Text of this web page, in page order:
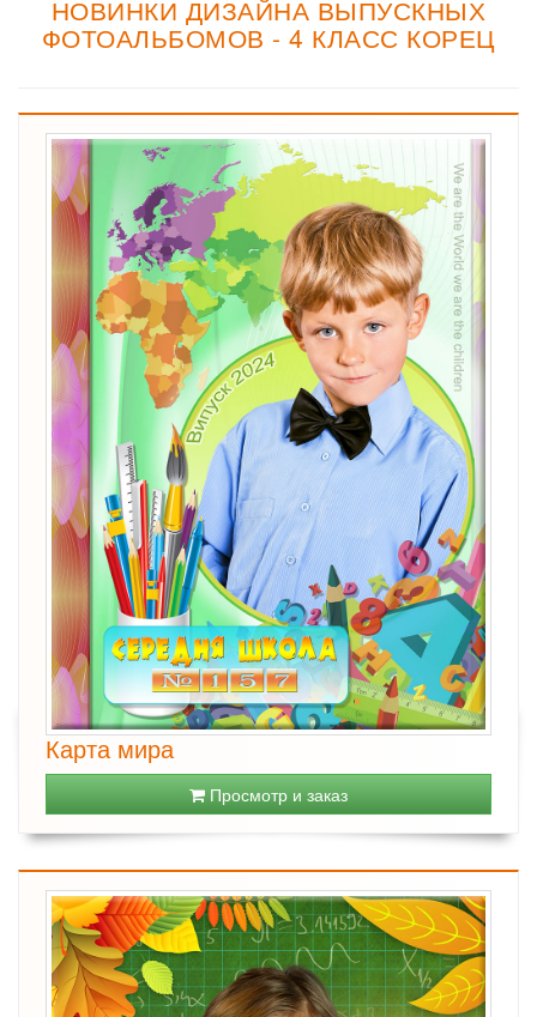
НОВИНКИ ДИЗАЙНА ВЫПУСКНЫХ
ФОТОАЛЬБОМОВ - 4 КЛАСС КОРЕЦ
Карта мира
Просмотр и заказ